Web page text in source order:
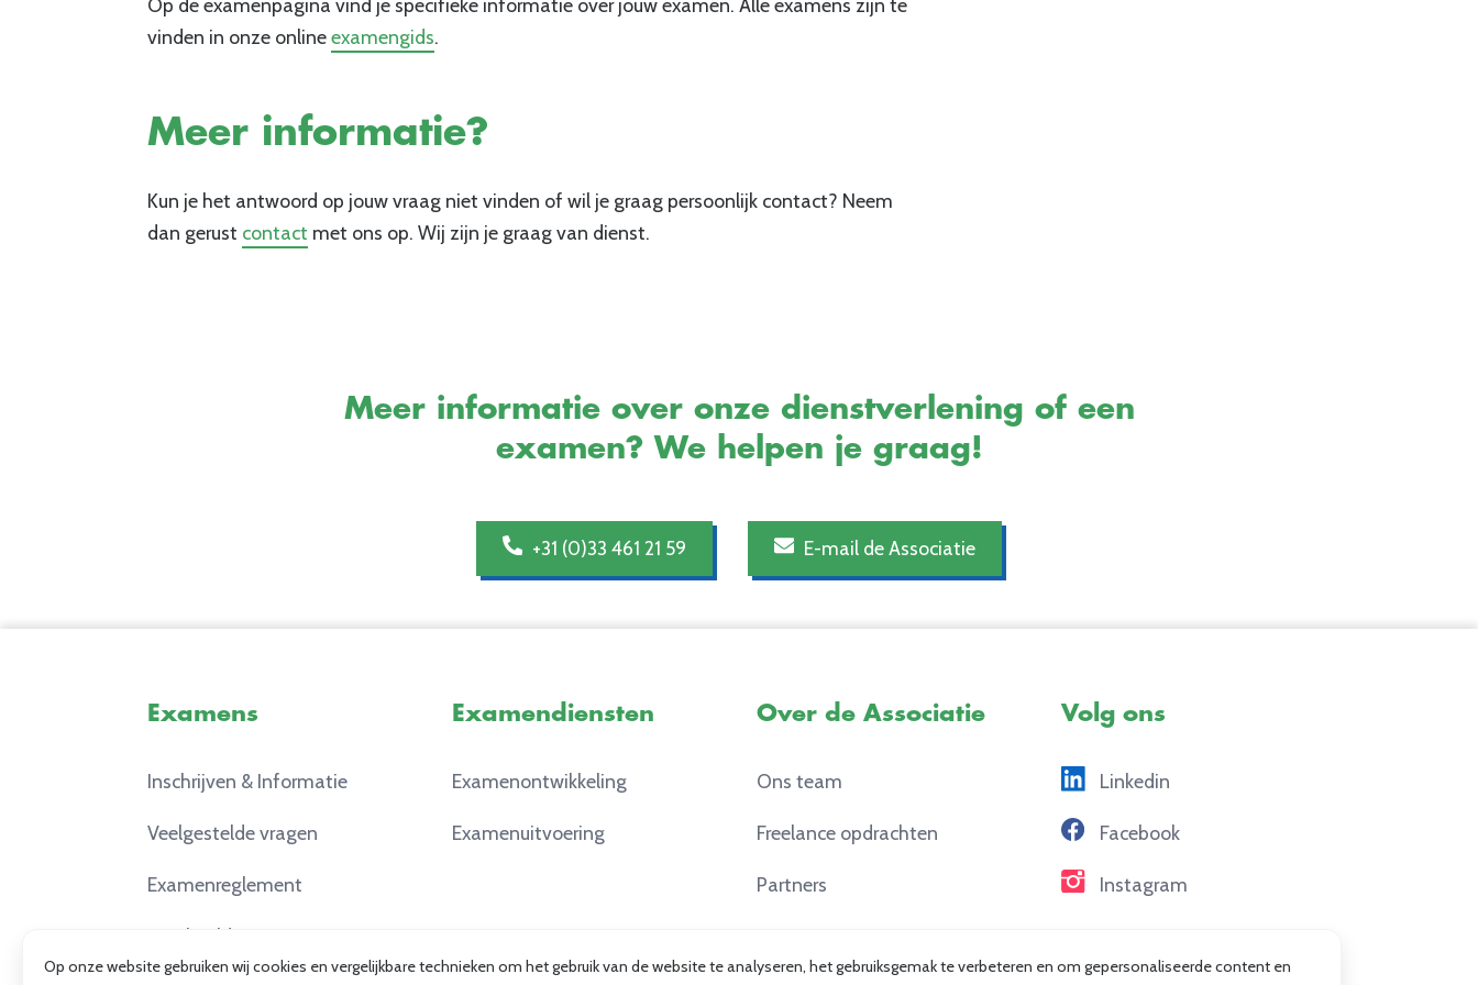
Op de examenpagina vind je specifieke informatie over jouw examen. Alle examens zijn te
vinden in onze onlineexamengids.
Meer informatie?
Kun je het antwoord op jouw vraag niet vinden of wil je graag persoonlijk contact? Neem
dan gerust contact met ons op. Wij zijn je graag van dienst.
Meer informatie over onze dienstverlening of een
examen? We helpen je graag!
+31 (0)33 461 21 59 E-mail de Associatie
Examens
Inschrijven & Informatie
Veelgestelde vragen
Examenreglement
Voorbeeldexamens
Examendiensten
Examenontwikkeling
Examenuitvoering
Over de Associatie
Ons team
Freelance opdrachten
Partners
Volg ons
Linkedin
Facebook
Instagram
Op onze website gebruiken wij cookies en vergelijkbare technieken om het gebruik van de website te analyseren, het gebruiksgemak te verbeteren en om gepersonaliseerde content en